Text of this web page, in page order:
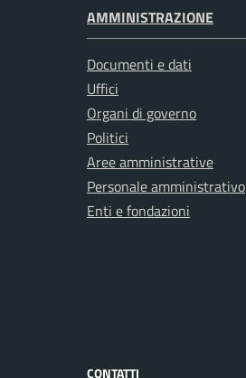
AMMINISTRAZIONE
Documenti e dati
Uffici
Organi di governo
Politici
Aree amministrative
Personale amministrativo
Enti e fondazioni
CONTATTI